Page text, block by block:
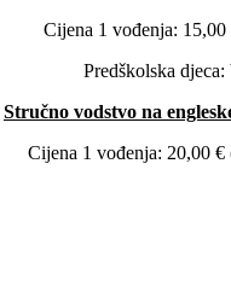
Cijena 1 vođenja: 15,00
Predškolska djeca:
Stručno vodstvo na
Cijena 1 vođenja: 20,00 €